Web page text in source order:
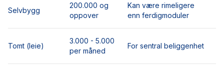
Selvbygg
200.000 og
oppover
Kan være rimeligere
enn ferdigmoduler
Tomt (leie)
3.000 - 5.000
per måned
For sentral beliggenhet